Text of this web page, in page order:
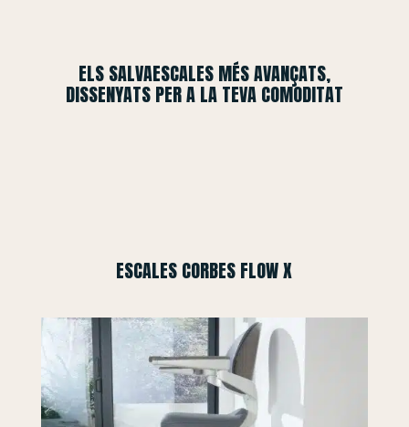
ELS SALVAESCALES MÉS AVANÇATS,
DISSENYATS PER A LA TEVA COMODITAT
ESCALES CORBES FLOW X